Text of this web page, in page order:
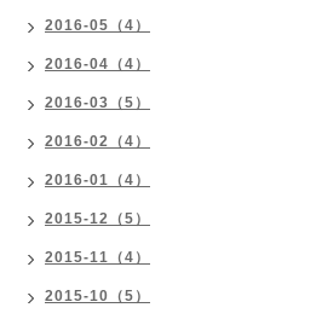
2016-05（4）
2016-04（4）
2016-03（5）
2016-02（4）
2016-01（4）
2015-12（5）
2015-11（4）
2015-10（5）